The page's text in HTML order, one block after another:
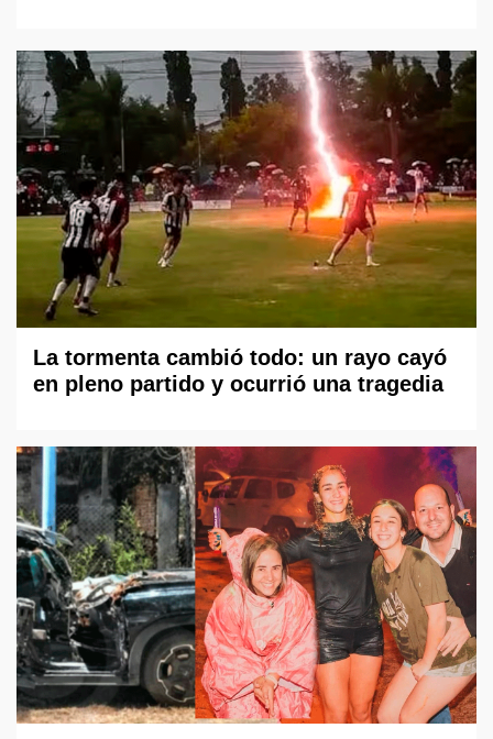
La tormenta cambió todo: un rayo cayó
en pleno partido y ocurrió una tragedia